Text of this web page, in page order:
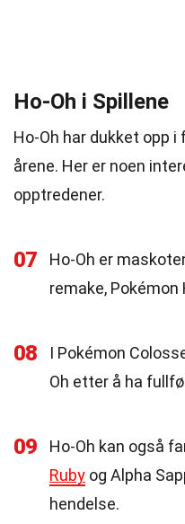
Ho-Oh i Spillene
Ho-Oh har dukket opp
årene. Her er noen
opptredener.
07
Ho-Oh er
remake, Pokémon
08
I Pokémon
Oh etter å ha
09
Ho-Oh kan også
Ruby og Alpha
hendelse.